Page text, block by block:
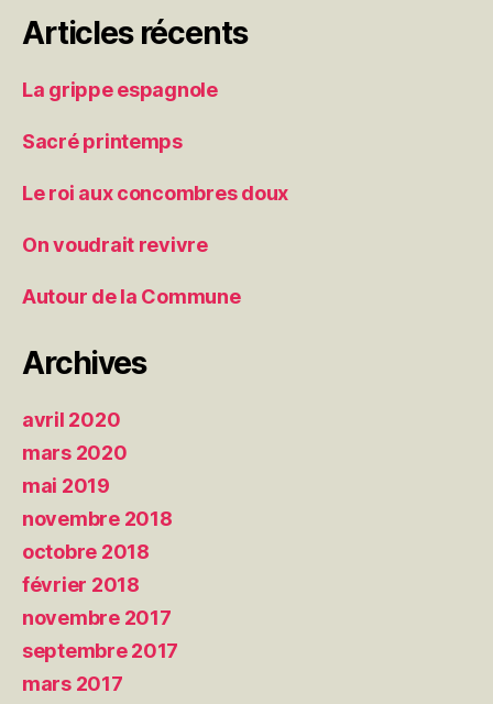
Articles récents
La grippe espagnole
Sacré printemps
Le roi aux concombres doux
On voudrait revivre
Autour de la Commune
Archives
avril 2020
mars 2020
mai 2019
novembre 2018
octobre 2018
février 2018
novembre 2017
septembre 2017
mars 2017